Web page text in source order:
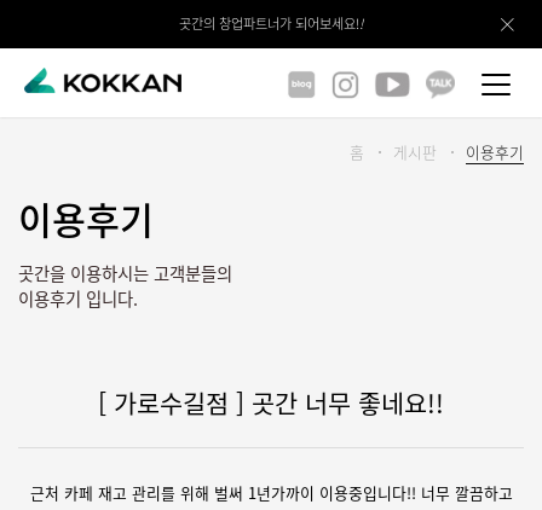
곳간의 창업파트너가 되어보세요!!
홈 게시판 이용후기
이용후기
곳간을 이용하시는 고객분들의
이용후기 입니다.
[ 가로수길점 ] 곳간 너무 좋네요!!
근처 카페 재고 관리를 위해 벌써 1년가까이 이용중입니다!! 너무 깔끔하고